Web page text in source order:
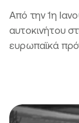
Από την 1η
αυτοκινήτου
ευρωπαϊκά